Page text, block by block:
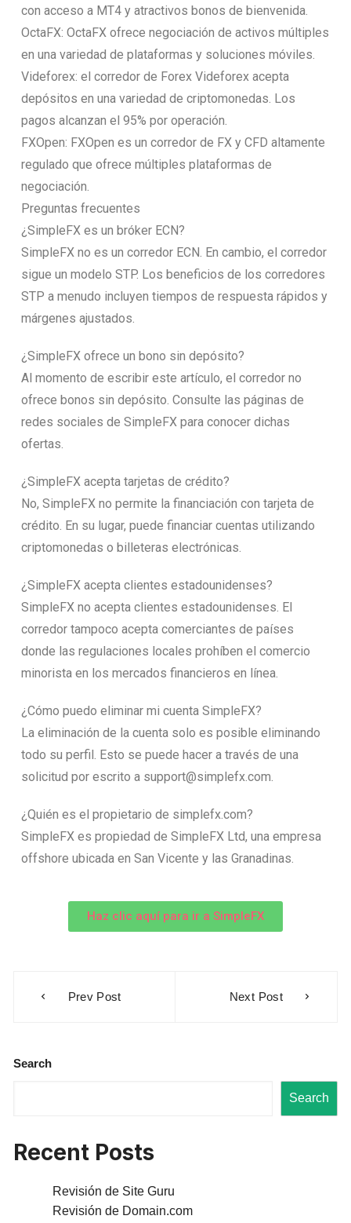
con acceso a MT4 y atractivos bonos de bienvenida.
OctaFX: OctaFX ofrece negociación de activos múltiples
en una variedad de plataformas y soluciones móviles.
Videforex: el corredor de Forex Videforex acepta
depósitos en una variedad de criptomonedas. Los
pagos alcanzan el 95% por operación.
FXOpen: FXOpen es un corredor de FX y CFD altamente
regulado que ofrece múltiples plataformas de
negociación.
Preguntas frecuentes
¿SimpleFX es un bróker ECN?
SimpleFX no es un corredor ECN. En cambio, el corredor
sigue un modelo STP. Los beneficios de los corredores
STP a menudo incluyen tiempos de respuesta rápidos y
márgenes ajustados.
¿SimpleFX ofrece un bono sin depósito?
Al momento de escribir este artículo, el corredor no
ofrece bonos sin depósito. Consulte las páginas de
redes sociales de SimpleFX para conocer dichas
ofertas.
¿SimpleFX acepta tarjetas de crédito?
No, SimpleFX no permite la financiación con tarjeta de
crédito. En su lugar, puede financiar cuentas utilizando
criptomonedas o billeteras electrónicas.
¿SimpleFX acepta clientes estadounidenses?
SimpleFX no acepta clientes estadounidenses. El
corredor tampoco acepta comerciantes de países
donde las regulaciones locales prohíben el comercio
minorista en los mercados financieros en línea.
¿Cómo puedo eliminar mi cuenta SimpleFX?
La eliminación de la cuenta solo es posible eliminando
todo su perfil. Esto se puede hacer a través de una
solicitud por escrito a support@simplefx.com.
¿Quién es el propietario de simplefx.com?
SimpleFX es propiedad de SimpleFX Ltd, una empresa
offshore ubicada en San Vicente y las Granadinas.
Haz clic aquí para ir a SimpleFX
Prev Post Next Post
Search
Search
Recent Posts
Revisión de Site Guru
Revisión de Domain.com